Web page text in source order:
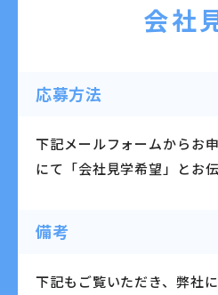
会社
応募方法
下記メールフォームからお
にて「会社見学希望」とお伝
備考
下記もご覧いただき、弊社